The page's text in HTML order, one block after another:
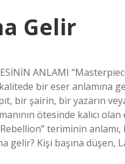
Gelir
ANLAMI
bir eser anlamına
bir şairin, bir yazarın
ötesinde kalıcı
teriminin
gelir? Kişi başına düşen,